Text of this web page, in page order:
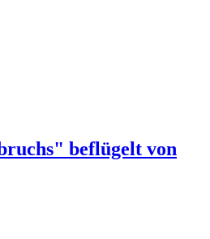
beflügelt von